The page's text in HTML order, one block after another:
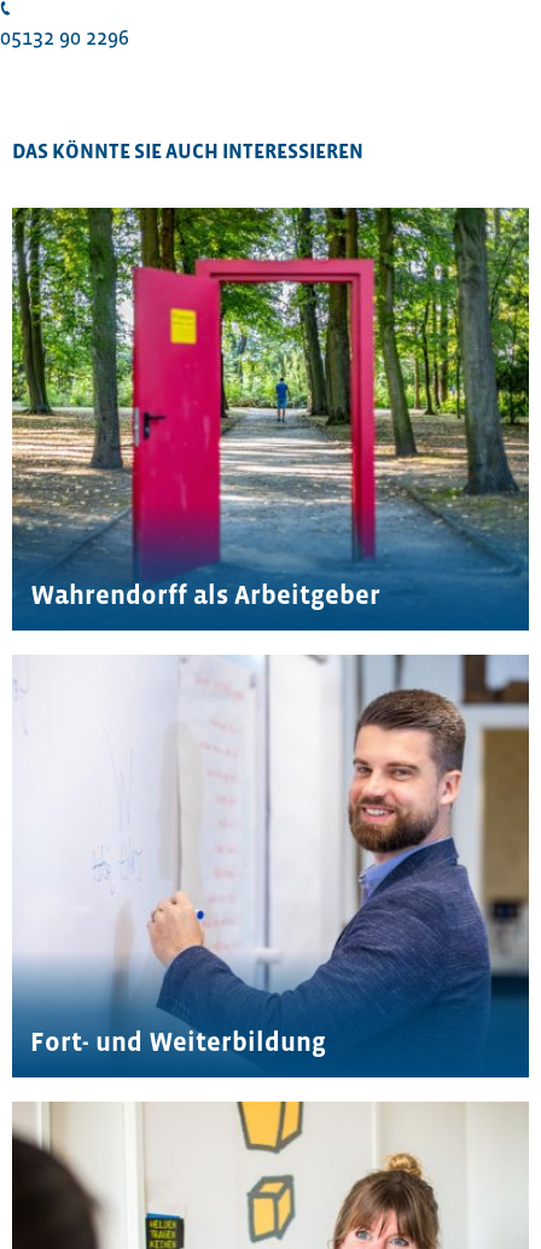
05132 90 2296
DAS KÖNNTE SIE AUCH INTERESSIEREN
Wahrendorff als Arbeitgeber
Fort- und Weiterbildung